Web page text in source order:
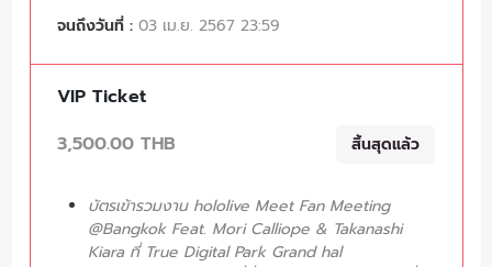
จนถึงวันที่ : 03 เม.ย. 2567 23:59
VIP Ticket
3,500.00 THB
สิ้นสุดแล้ว
บัตรเข้ารวมงาน hololive Meet Fan Meeting
@Bangkok Feat. Mori Calliope & Takanashi
Kiara ที่ True Digital Park Grand hal